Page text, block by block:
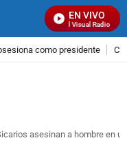
EN VIVO
Señal Visual Radio
como presidente
asesinan a hombre en